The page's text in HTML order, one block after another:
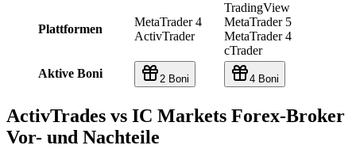
Plattformen
MetaTrader 4
ActivTrader
TradingView
MetaTrader 5
MetaTrader 4
cTrader
Aktive Boni
2 Boni 4 Boni
ActivTrades vs IC Markets Forex-Broker
Vor- und Nachteile